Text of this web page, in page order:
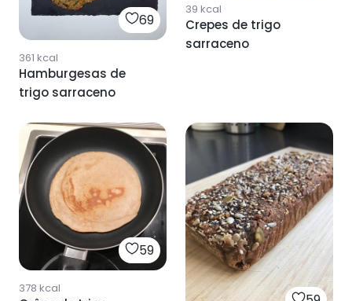
69
361 kcal
Hamburgesas de
trigo sarraceno
39 kcal
Crepes de trigo
sarraceno
59
378 kcal